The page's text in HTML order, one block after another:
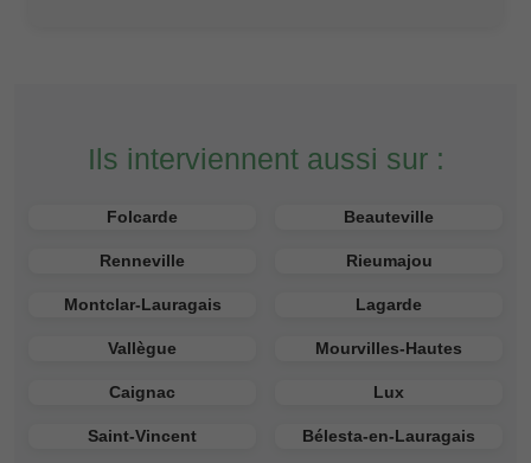
Ils interviennent aussi sur :
Folcarde Beauteville
Renneville Rieumajou
Montclar-Lauragais Lagarde
Vallègue Mourvilles-Hautes
Caignac Lux
Saint-Vincent Bélesta-en-Lauragais